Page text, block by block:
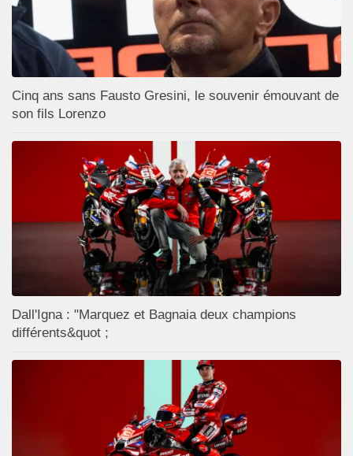
Cinq ans sans Fausto Gresini, le souvenir émouvant de
son fils Lorenzo
Dall'Igna : "Marquez et Bagnaia deux champions
différents&quot ;